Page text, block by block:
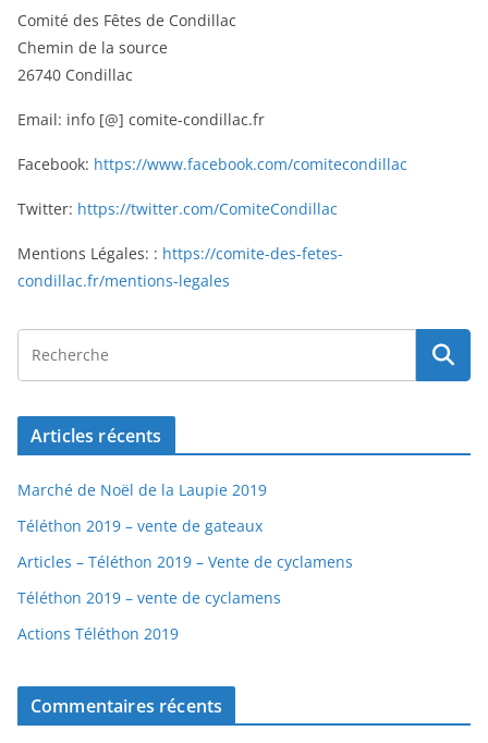
Comité des Fêtes de Condillac
Chemin de la source
26740 Condillac
Email: info [@] comite-condillac.fr
Facebook: https://www.facebook.com/comitecondillac
Twitter: https://twitter.com/ComiteCondillac
Mentions Légales: : https://comite-des-fetes-
condillac.fr/mentions-legales
Articles récents
Marché de Noël de la Laupie 2019
Téléthon 2019 – vente de gateaux
Articles – Téléthon 2019 – Vente de cyclamens
Téléthon 2019 – vente de cyclamens
Actions Téléthon 2019
Commentaires récents